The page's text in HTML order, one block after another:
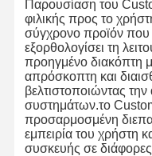
Παρουσίαση του
φιλικής προς το
σύγχρονο προϊόν που
εξορθολογίσει τη
προηγμένο διακόπτη
απρόσκοπτη και
βελτιστοποιώντας
συστημάτων.το
προσαρμοσμένη
εμπειρία του χρήστη
συσκευής σε